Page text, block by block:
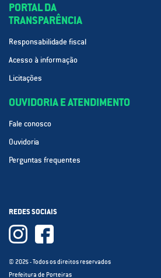
PORTAL DA
TRANSPARÊNCIA
Responsabilidade fiscal
Acesso à informação
Licitações
OUVIDORIA E ATENDIMENTO
Fale conosco
Ouvidoria
Perguntas frequentes
REDES SOCIAIS
© 2025 - Todos os direitos reservados
Prefeitura de Porteiras